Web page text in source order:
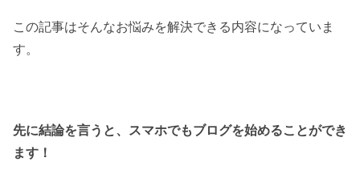
この記事はそんなお悩みを解決できる内容になっていま
す。
先に結論を言うと、スマホでもブログを始めることができ
ます！